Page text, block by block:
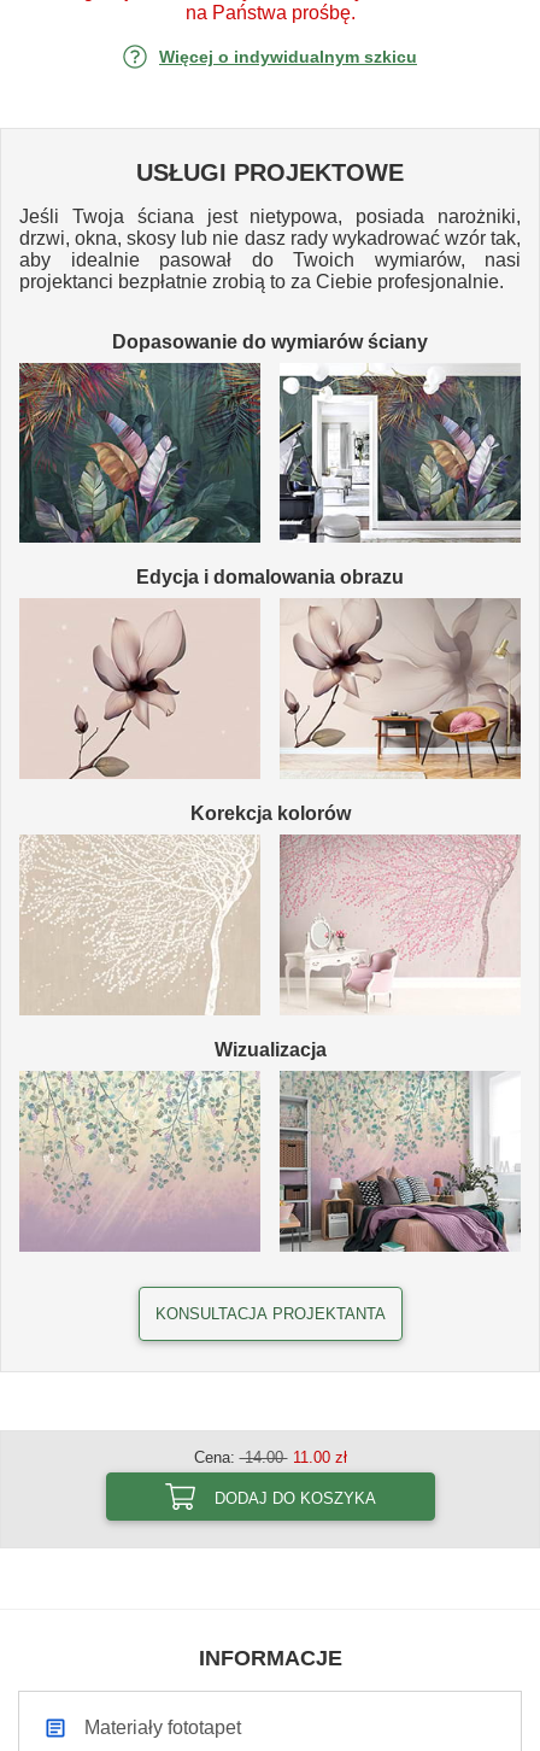
na Państwa prośbę.
Więcej o indywidualnym szkicu
USŁUGI PROJEKTOWE
Jeśli Twoja ściana jest nietypowa, posiada narożniki,
drzwi, okna, skosy lub nie dasz rady wykadrować wzór tak,
aby idealnie pasował do Twoich wymiarów, nasi
projektanci bezpłatnie zrobią to za Ciebie profesjonalnie.
Dopasowanie do wymiarów ściany
Edycja i domalowania obrazu
Korekcja kolorów
Wizualizacja
KONSULTACJA PROJEKTANTA
Cena:14.0011.00 zł
DODAJ DO KOSZYKA
INFORMACJE
Materiały fototapet